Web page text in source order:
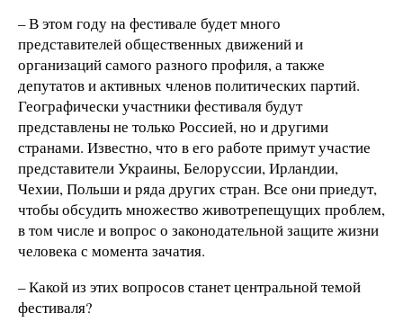
– В этом году на фестивале будет много
представителей общественных движений и
организаций самого разного профиля, а также
депутатов и активных членов политических партий.
Географически участники фестиваля будут
представлены не только Россией, но и другими
странами. Известно, что в его работе примут участие
представители Украины, Белоруссии, Ирландии,
Чехии, Польши и ряда других стран. Все они приедут,
чтобы обсудить множество животрепещущих проблем,
в том числе и вопрос о законодательной защите жизни
человека с момента зачатия.
– Какой из этих вопросов станет центральной темой
фестиваля?